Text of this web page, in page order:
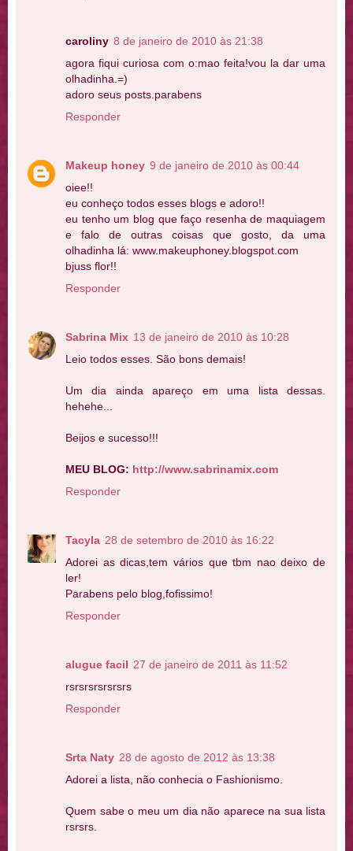
caroliny 8 de janeiro de 2010 às 21:38
agora fiqui curiosa com o:mao feita!vou la dar uma
olhadinha.=)
adoro seus posts.parabens
Responder
Makeup honey 9 de janeiro de 2010 às 00:44
oiee!!
eu conheço todos esses blogs e adoro!!
eu tenho um blog que faço resenha de maquiagem
e falo de outras coisas que gosto, da uma
olhadinha lá: www.makeuphoney.blogspot.com
bjuss flor!!
Responder
Sabrina Mix 13 de janeiro de 2010 às 10:28
Leio todos esses. São bons demais!
Um dia ainda apareço em uma lista dessas.
hehehe...
Beijos e sucesso!!!
MEU BLOG: http://www.sabrinamix.com
Responder
Tacyla 28 de setembro de 2010 às 16:22
Adorei as dicas,tem vários que tbm nao deixo de
ler!
Parabens pelo blog,fofissimo!
Responder
alugue facil 27 de janeiro de 2011 às 11:52
rsrsrsrsrsrsrs
Responder
Srta Naty 28 de agosto de 2012 às 13:38
Adorei a lista, não conhecia o Fashionismo.
Quem sabe o meu um dia não aparece na sua lista
rsrsrs.